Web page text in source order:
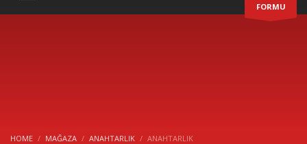
FORMU
HOME MAĞAZA ANAHTARLIK ANAHTARLIK